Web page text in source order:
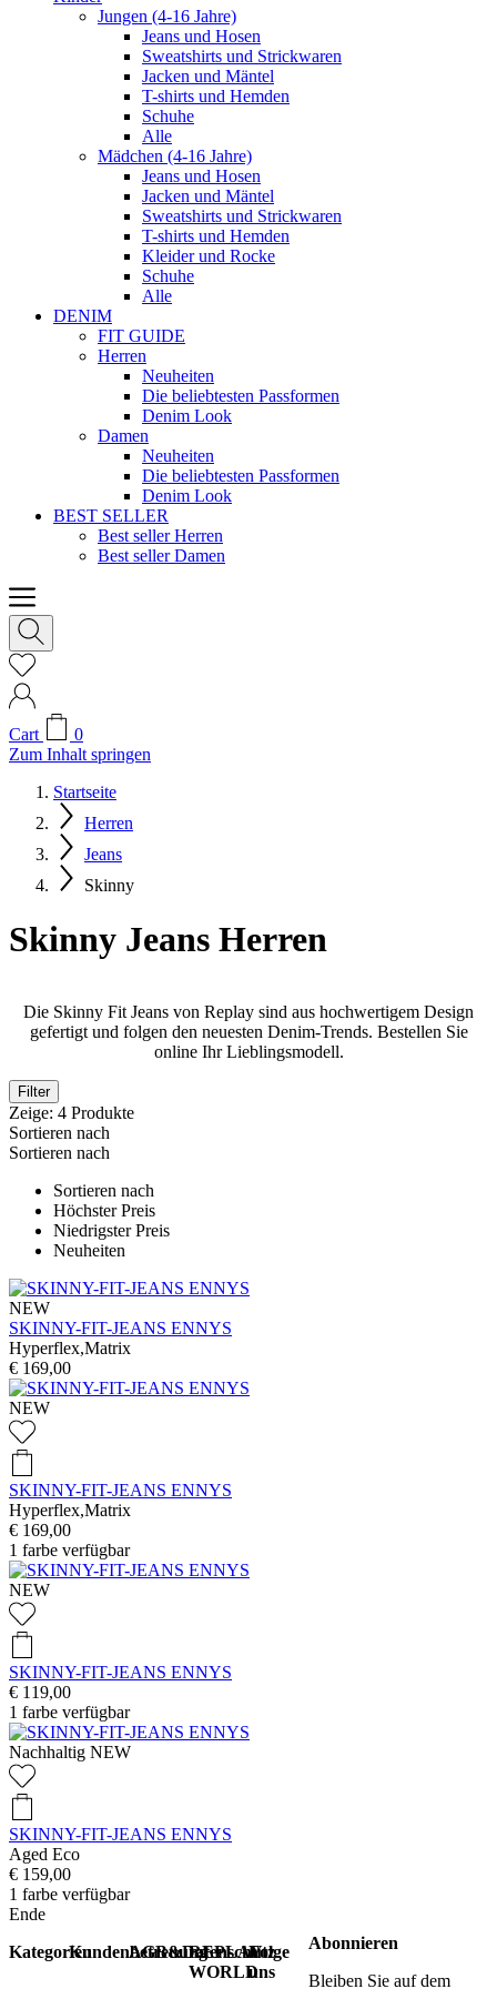
Jungen (4-16 Jahre)
Jeans und Hosen
Sweatshirts und Strickwaren
Jacken und Mäntel
T-shirts und Hemden
Schuhe
Alle
Mädchen (4-16 Jahre)
Jeans und Hosen
Jacken und Mäntel
Sweatshirts und Strickwaren
T-shirts und Hemden
Kleider und Rocke
Schuhe
Alle
DENIM
FIT GUIDE
Herren
Neuheiten
Die beliebtesten Passformen
Denim Look
Damen
Neuheiten
Die beliebtesten Passformen
Denim Look
BEST SELLER
Best seller Herren
Best seller Damen
Cart
0
Zum Inhalt springen
Startseite
Herren
Jeans
Skinny
Skinny Jeans Herren
Die Skinny Fit Jeans von Replay sind aus hochwertigem Design
gefertigt und folgen den neuesten Denim-Trends. Bestellen Sie
online Ihr Lieblingsmodell.
Filter
Zeige: 4 Produkte
Sortieren nach
Sortieren nach
Sortieren nach
Höchster Preis
Niedrigster Preis
Neuheiten
NEW
SKINNY-FIT-JEANS ENNYS
Hyperflex,Matrix
€ 169,00
NEW
SKINNY-FIT-JEANS ENNYS
Hyperflex,Matrix
€ 169,00
1 farbe verfügbar
NEW
SKINNY-FIT-JEANS ENNYS
€ 119,00
1 farbe verfügbar
Nachhaltig NEW
SKINNY-FIT-JEANS ENNYS
Aged Eco
€ 159,00
1 farbe verfügbar
Ende
KategorienKundenbetreuung
AGB&Datenschutz
REPLAY
WORLD
Folge
uns
Abonnieren
Bleiben Sie auf dem